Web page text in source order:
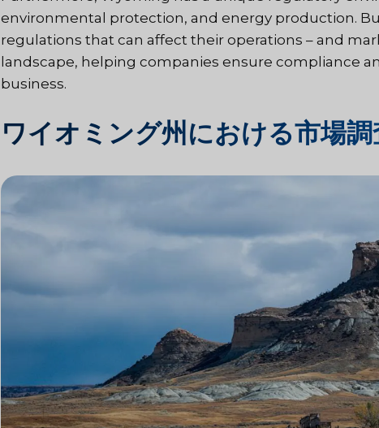
environmental protection, and energy production.
regulations that can affect their operations – and
landscape, helping companies ensure compliance
business.
ワイオミング州における市場